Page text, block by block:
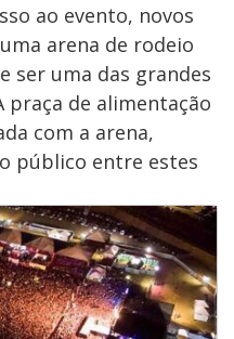
ao evento, novos
arena de rodeio
ser uma das grandes
praça de alimentação
com a arena,
público entre estes